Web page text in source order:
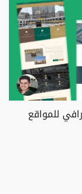
للمواقع